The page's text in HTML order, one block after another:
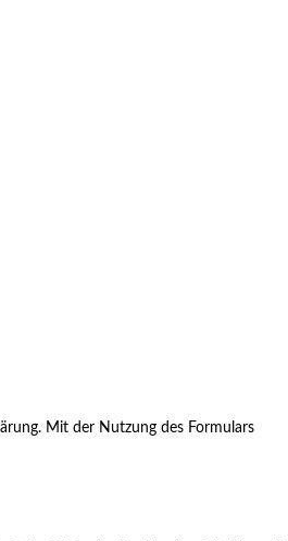
Mit der Nutzung des Formulars